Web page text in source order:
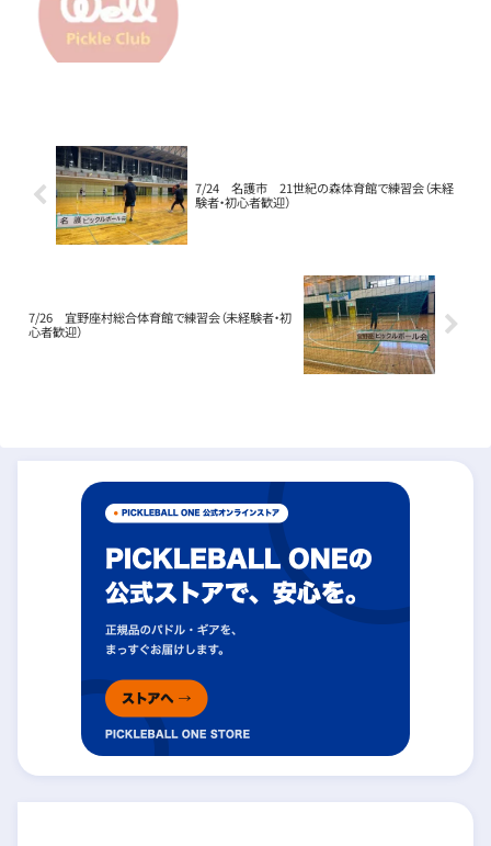
7/24 名護市 21世紀の森体育館で練習会（未経
験者・初心者歓迎）
7/26 宜野座村総合体育館で練習会（未経験者・初
心者歓迎）